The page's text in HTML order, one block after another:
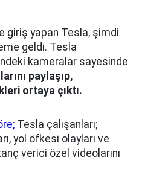
giriş yapan Tesla, şimdi
geldi. Tesla
kameralar sayesinde
paylaşıp,
ortaya çıktı.
Tesla çalışanları;
yol öfkesi olayları ve
verici özel videolarını